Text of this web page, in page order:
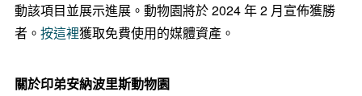
動該項目並展示進展。動物園將於 2024 年 2 月宣佈獲勝
者。 按這裡獲取免費使用的媒體資產。
關於印弟安納波里斯動物園